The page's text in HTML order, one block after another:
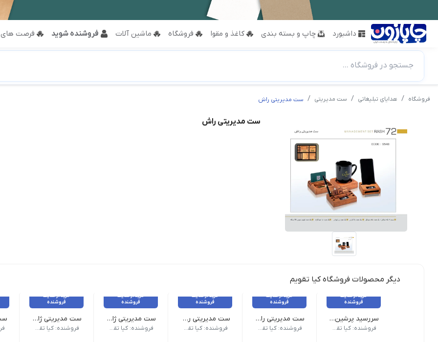
داشبورد چاپ و بسته بندی کاغذ و مقوا فروشگاه ماشین آلات فروشنده شوید فرصت
جستجو در فروشگاه ...
فروشگاه هدایای تبلیغاتی ست مدیریتی ست مدیریتی راش
ست مدیریتی راش
دیگر محصولات فروشگاه کیا تقویم
خرید از سایت
فروشنده
سررسید پرشین گلف (وزیری و رقعی)
سررسید وزیری و رقعی پرشین گلف با طراحی لوکس و قابلیت چاپ طلاکوب، انتخابی جذاب برای هدیه.
فروشنده: کیا تقویم
خرید از سایت
فروشنده
ست مدیریتی راش
ست راش با طراحی چوبی شامل زیرلیوانی و جای کارت، انتخابی شیک و کلاسیک است.
فروشنده: کیا تقویم
خرید از سایت
فروشنده
ست مدیریتی ردپک
ست ردپک با رنگ‌بندی قرمز، شامل فلاسک دیجیتال و ماگ، هدیه‌ای خاص و
فروشنده: کیا تقویم
خرید از سایت
فروشنده
ست مدیریتی ژاکلین
ست ژاکلین با ترکیب سررسید چرمی، جا کارتی و
فروشنده: کیا تقویم
خرید از سایت
فروشنده
ست مدیریتی ژاوین
ست ژاوین با ترکیب
فروشنده: کیا تقویم